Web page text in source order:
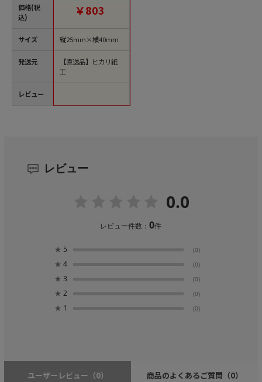
価格(税
込)
サイズ
発送元
レビュー
￥803
縦25mm×横40mm
【直送品】ヒカリ紙
工
レビュー
0.0
レビュー件数：0件
★ 5 (0)
★ 4 (0)
★ 3 (0)
★ 2 (0)
★ 1 (0)
ユーザーレビュー （0） 商品のよくあるご質問 （0）